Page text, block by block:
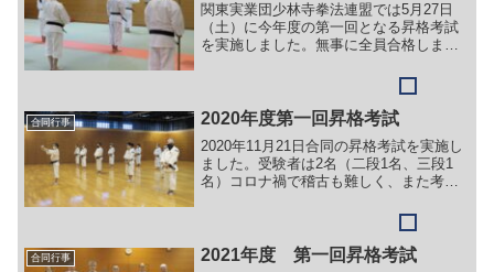
関東実業団少林寺拳法連盟では5月27日
（土）に今年度の第一回となる昇格考試
を実施しました。無事に全員合格しまし
「当身をしっかり」とのご指導をいただ
きました。これからも頑張りましょ
う！！
合同行事 2020年度第一回昇格考試
2020年11月21日合同の昇格考試を実施し
ました。受験者は2名（二段1名、三段1
名）コロナ禍で稽古も難しく、また考試
思います。お二人とも見事合格！
合同行事 2021年度 第一回昇格考試